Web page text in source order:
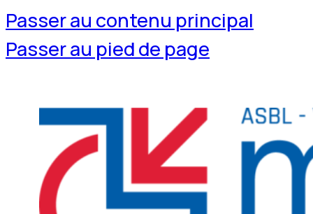
Passer au contenu principal
Passer au pied de page